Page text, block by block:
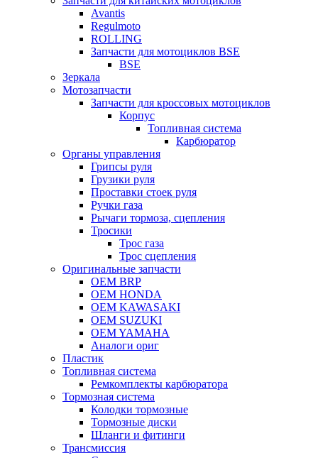
Avantis
Regulmoto
ROLLING
Запчасти для мотоциклов BSE
BSE
Зеркала
Мотозапчасти
Запчасти для кроссовых мотоциклов
Корпус
Топливная система
Карбюратор
Органы управления
Грипсы руля
Грузики руля
Проставки стоек руля
Ручки газа
Рычаги тормоза, сцепления
Тросики
Трос газа
Трос сцепления
Оригинальные запчасти
OEM BRP
OEM HONDA
OEM KAWASAKI
OEM SUZUKI
OEM YAMAHA
Аналоги ориг
Пластик
Топливная система
Ремкомплекты карбюратора
Тормозная система
Колодки тормозные
Тормозные диски
Шланги и фитинги
Трансмиссия